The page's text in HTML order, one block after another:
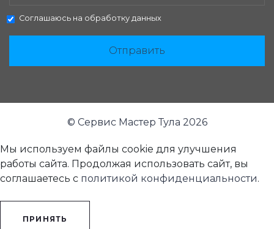
Соглашаюсь на обработку данных
Отправить
© Сервис Мастер Тула 2026
Мы используем файлы cookie для улучшения
работы сайта. Продолжая использовать сайт, вы
соглашаетесь с политикой конфиденциальности.
ПРИНЯТЬ